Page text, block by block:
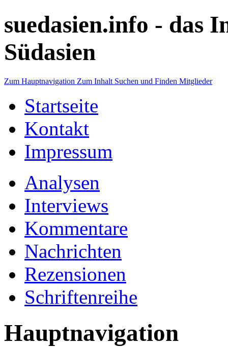
suedasien.info - das
Südasien
Zum Hauptnavigation Zum Inhalt Suchen und Finden Mitglieder
Startseite
Kontakt
Impressum
Analysen
Interviews
Kommentare
Nachrichten
Rezensionen
Schriftenreihe
Hauptnavigation